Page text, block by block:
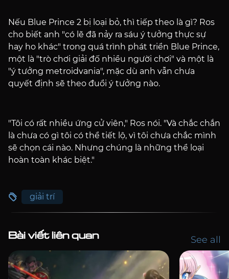
Nếu Blue Prince 2 bị loại bỏ, thì tiếp theo là gì? Ros
cho biết anh "có lẽ đã nảy ra sáu ý tưởng thực sự
hay ho khác" trong quá trình phát triển Blue Prince,
một là "trò chơi giải đố nhiều người chơi" và một là
"ý tưởng metroidvania", mặc dù anh vẫn chưa
quyết định sẽ theo đuổi ý tưởng nào.
"Tôi có rất nhiều ứng cử viên," Ros nói. "Và chắc chắn
là chưa có gì tôi có thể tiết lộ, vì tôi chưa chắc mình
sẽ chọn cái nào. Nhưng chúng là những thể loại
hoàn toàn khác biệt."
giải trí
Bài viết liên quan See all